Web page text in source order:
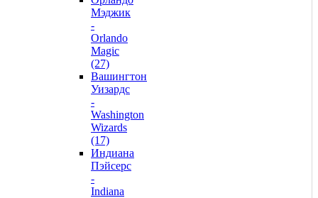
Мэджик
-
Orlando
Magic
(27)
Вашингтон
Уизардс
-
Washington
Wizards
(17)
Индиана
Пэйсерс
-
Indiana